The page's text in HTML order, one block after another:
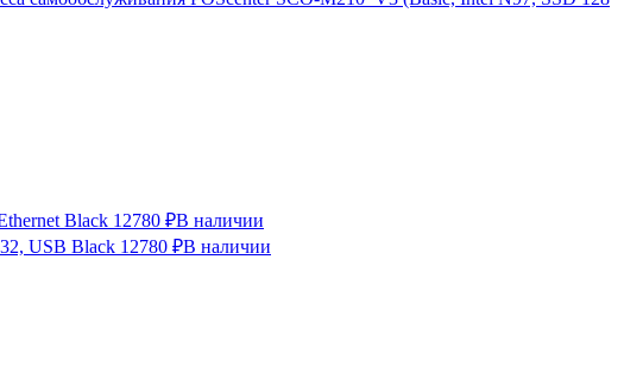
Black 12780 ₽В наличии
USB Black 12780 ₽В наличии